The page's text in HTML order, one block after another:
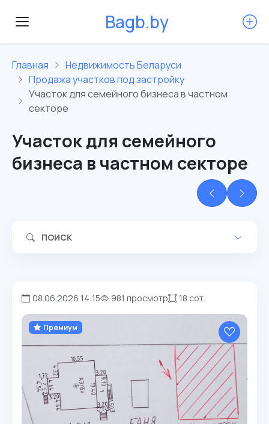
Bagb.by
Главная
Недвижимость Беларуси
Продажа участков под застройку
Участок для семейного бизнеса в частном
секторе
Участок для семейного
бизнеса в частном секторе
ПОИСК
08.06.2026 14:15 981 просмотр 18 сот.
Премиум